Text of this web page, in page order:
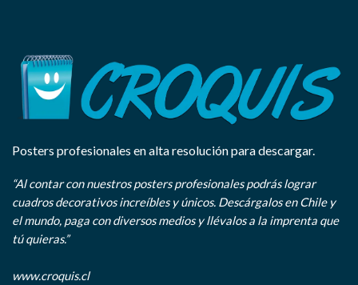
Posters profesionales en alta resolución para descargar.
“Al contar con nuestros posters profesionales podrás lograr
cuadros decorativos increíbles y únicos. Descárgalos en Chile y
el mundo, paga con diversos medios y llévalos a la imprenta que
tú quieras.”
www.croquis.cl